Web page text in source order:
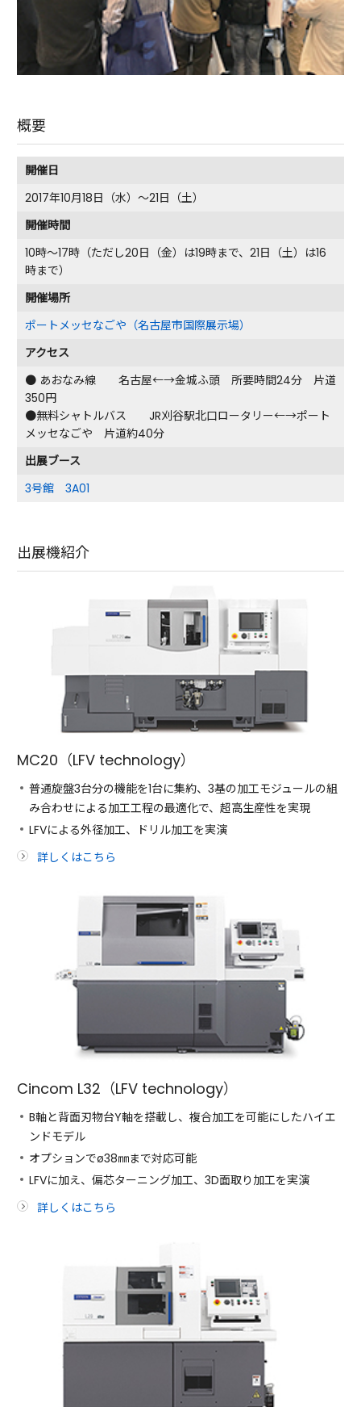
概要
開催日
2017年10月18日（水）～21日（土）
開催時間
10時～17時（ただし20日（金）は19時まで、21日（土）は16
時まで）
開催場所
ポートメッセなごや（名古屋市国際展示場）
アクセス
● あおなみ線 名古屋←→金城ふ頭 所要時間24分 片道
350円
●無料シャトルバス JR刈谷駅北口ロータリー←→ポート
メッセなごや 片道約40分
出展ブース
3号館 3A01
出展機紹介
MC20（LFV technology）
普通旋盤3台分の機能を1台に集約、3基の加工モジュールの組
み合わせによる加工工程の最適化で、超高生産性を実現
LFVによる外径加工、ドリル加工を実演
詳しくはこちら
Cincom L32（LFV technology）
B軸と背面刃物台Y軸を搭載し、複合加工を可能にしたハイエ
ンドモデル
オプションでø38㎜まで対応可能
LFVに加え、偏芯ターニング加工、3D面取り加工を実演
詳しくはこちら